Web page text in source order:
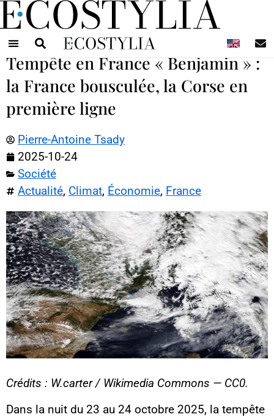
Tempête en France « Benjamin » :
la France bousculée, la Corse en
première ligne
Pierre-Antoine Tsady
2025-10-24
Société
Actualité, Climat, Économie, France
Crédits : W.carter / Wikimedia Commons — CC0.
Dans la nuit du 23 au 24 octobre 2025, la tempête